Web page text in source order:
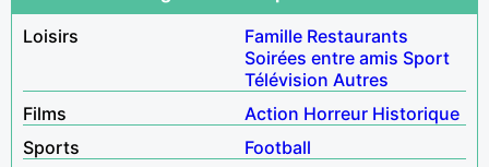
Loisirs
Famille Restaurants
Soirées entre amis Sport
Télévision Autres
Films
Action Horreur Historique
Sports
Football